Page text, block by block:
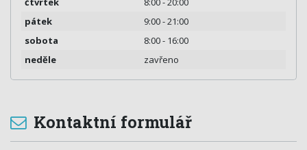
pátek
9:00 - 21:00
sobota
8:00 - 16:00
neděle
zavřeno
Kontaktní formulář